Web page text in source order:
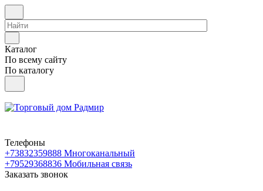
Каталог
По всему сайту
По каталогу
Телефоны
+73832359888 Многоканальный
+79529368836 Мобильная связь
Заказать звонок